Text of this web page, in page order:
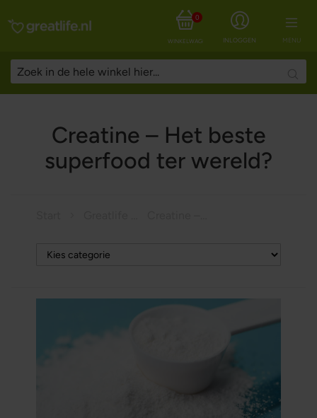
MENU
INLOGGEN
WINKELWAGEN
0
Creatine – Het beste
superfood ter wereld?